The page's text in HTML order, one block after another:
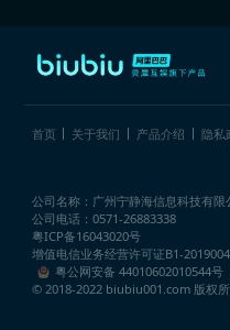
首页 关于我们 产品介绍 隐私
公司名称：广州宁静海信息科技有限
公司电话：0571-26883338
粤ICP备16043020号
增值电信业务经营许可证B1-
粤公网安备 44010602010544号
© 2018-2022 biubiu001.com 版权